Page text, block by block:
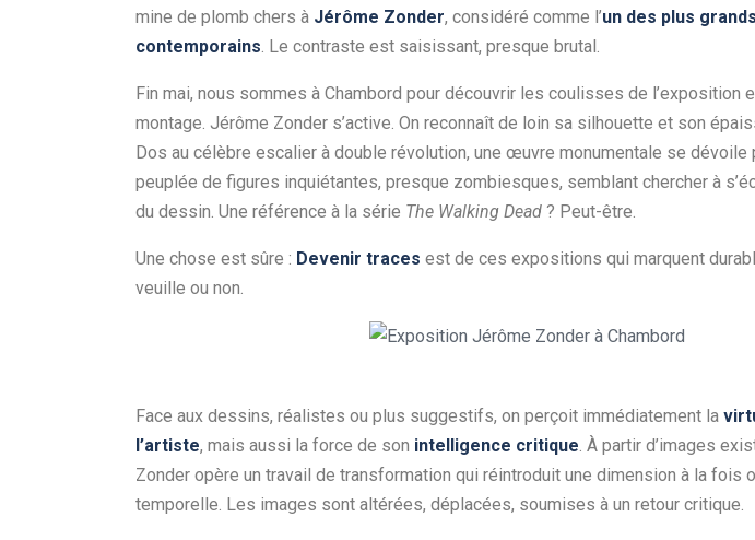
mine de plomb chers à Jérôme Zonder, considéré comme l’un des plus
contemporains. Le contraste est saisissant, presque brutal.
Fin mai, nous sommes à Chambord pour découvrir les coulisses de l’exposition
montage. Jérôme Zonder s’active. On reconnaît de loin sa silhouette et son
Dos au célèbre escalier à double révolution, une œuvre monumentale se dévoile
peuplée de figures inquiétantes, presque zombiesques, semblant chercher à
du dessin. Une référence à la série The Walking Dead ? Peut-être.
Une chose est sûre : Devenir traces est de ces expositions qui marquent
veuille ou non.
Face aux dessins, réalistes ou plus suggestifs, on perçoit immédiatement la
l’artiste, mais aussi la force de son intelligence critique. À partir d’images
Zonder opère un travail de transformation qui réintroduit une dimension à la fois
temporelle. Les images sont altérées, déplacées, soumises à un retour critique.